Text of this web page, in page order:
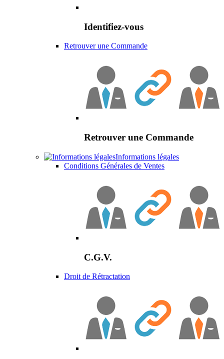
Identifiez-vous
Retrouver une Commande
Retrouver une Commande
Informations légales
Conditions Générales de Ventes
C.G.V.
Droit de Rétractation